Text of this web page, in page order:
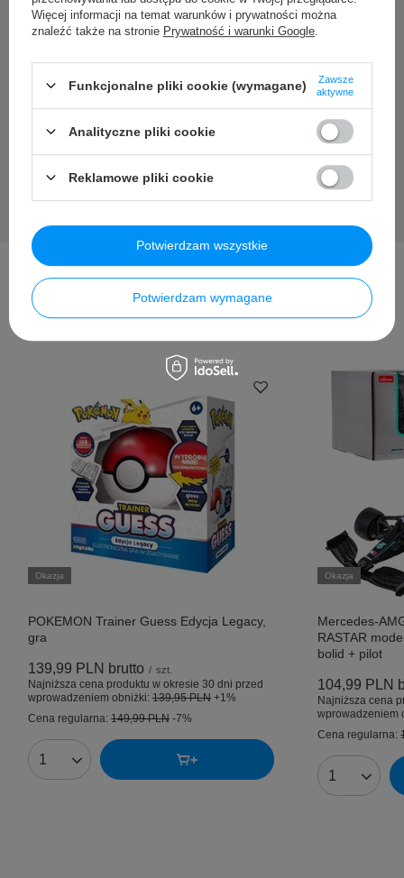
Potrzebujesz pomocy? Masz
pytania?
Zadaj pytanie a my odpowiemy niezwłocznie, najciekawsze
pytania i odpowiedzi publikując dla innych.
Inni kupili także ...
Okazja
POKEMON Trainer Guess Edycja Legacy,
gra
139,99 PLN brutto / szt.
Najniższa cena produktu w okresie 30 dni przed
wprowadzeniem obniżki: 139,95 PLN +1%
Cena regularna: 149,99 PLN -7%
Ilość produktów
Okazja
Mercedes-
RASTAR
bolid + pilot
104,99 PLN
Najniższa cena
wprowadzeniem
Cena regularna:
Ilość
Więcej informacji na temat warunków i prywatności można
znaleźć także na stronie Prywatność i warunki Google
Funkcjonalne pliki cookie (wymagane)
Zawsze
aktywne
Analityczne pliki cookie
Reklamowe pliki cookie
Potwierdzam wymagane
Potwierdzam wszystkie